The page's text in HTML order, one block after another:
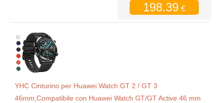
198.39 €
YHC Cinturino per Huawei Watch GT 2 / GT 3
46mm,Compatibile con Huawei Watch GT/GT Active 46 mm